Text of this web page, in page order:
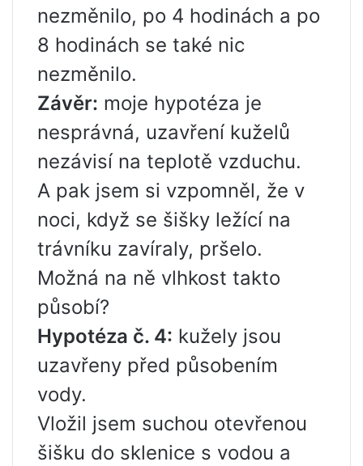
nezměnilo, po 4 hodinách a po
8 hodinách se také nic
nezměnilo.
Závěr: moje hypotéza je
nesprávná, uzavření kuželů
nezávisí na teplotě vzduchu.
A pak jsem si vzpomněl, že v
noci, když se šišky ležící na
trávníku zavíraly, pršelo.
Možná na ně vlhkost takto
působí?
Hypotéza č. 4: kužely jsou
uzavřeny před působením
vody.
Vložil jsem suchou otevřenou
šišku do sklenice s vodou a